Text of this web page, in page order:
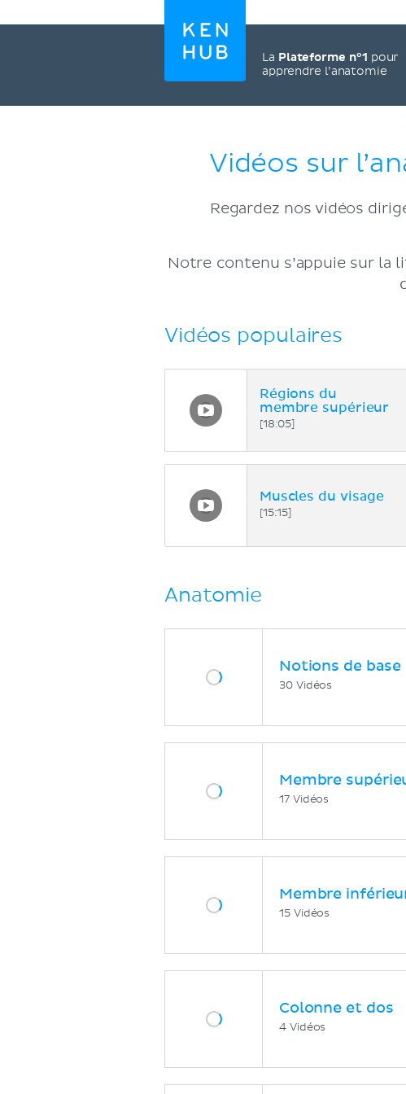
La Plateforme n°1 pour
apprendre l’anatomie
Vidéos sur
Regardez nos vidéos
Notre contenu s’appuie sur la
Vidéos populaires
Régions du
membre supérieur
[18:05]
Muscles du visage
[15:15]
Anatomie
Notions de base
30 Vidéos
Membre
17 Vidéos
Membre
15 Vidéos
Colonne et dos
4 Vidéos